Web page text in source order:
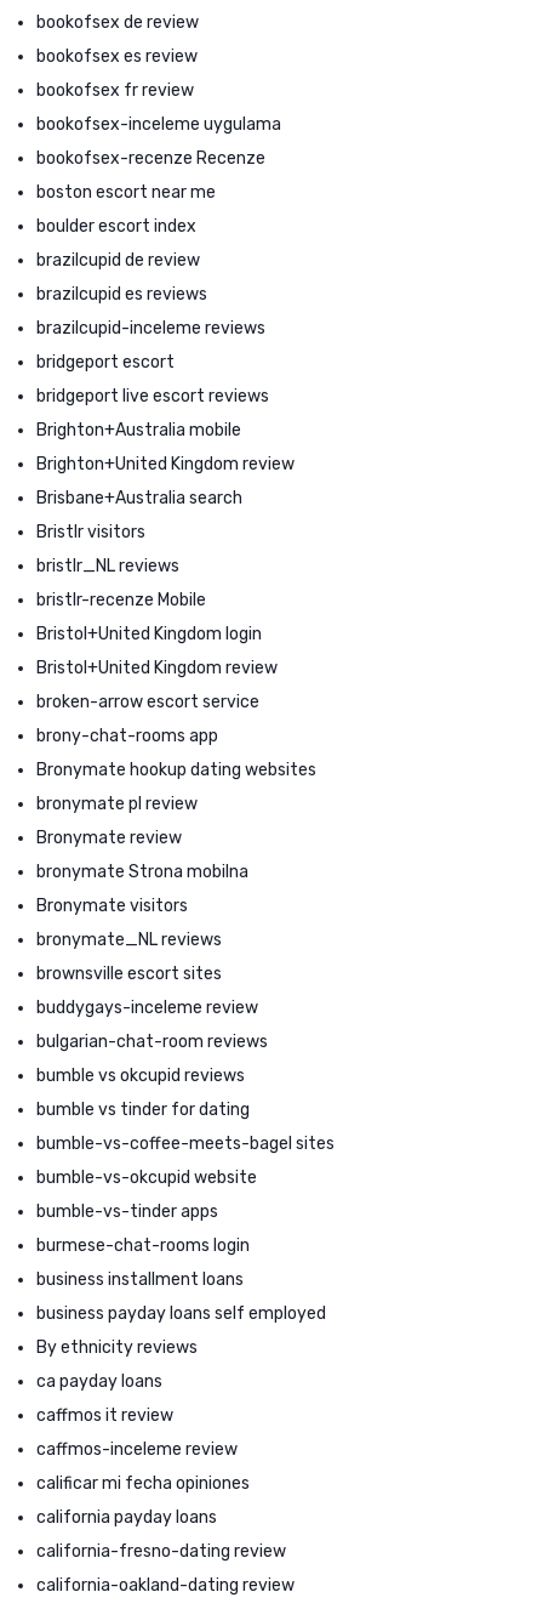
bookofsex de review
bookofsex es review
bookofsex fr review
bookofsex-inceleme uygulama
bookofsex-recenze Recenze
boston escort near me
boulder escort index
brazilcupid de review
brazilcupid es reviews
brazilcupid-inceleme reviews
bridgeport escort
bridgeport live escort reviews
Brighton+Australia mobile
Brighton+United Kingdom review
Brisbane+Australia search
Bristlr visitors
bristlr_NL reviews
bristlr-recenze Mobile
Bristol+United Kingdom login
Bristol+United Kingdom review
broken-arrow escort service
brony-chat-rooms app
Bronymate hookup dating websites
bronymate pl review
Bronymate review
bronymate Strona mobilna
Bronymate visitors
bronymate_NL reviews
brownsville escort sites
buddygays-inceleme review
bulgarian-chat-room reviews
bumble vs okcupid reviews
bumble vs tinder for dating
bumble-vs-coffee-meets-bagel sites
bumble-vs-okcupid website
bumble-vs-tinder apps
burmese-chat-rooms login
business installment loans
business payday loans self employed
By ethnicity reviews
ca payday loans
caffmos it review
caffmos-inceleme review
calificar mi fecha opiniones
california payday loans
california-fresno-dating review
california-oakland-dating review